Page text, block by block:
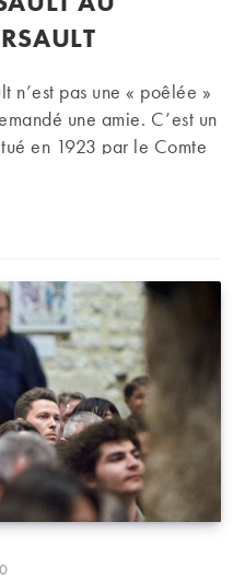
n’est pas une « poêlée »
une amie. C’est un
en 1923 par le Comte
Beaune, ce traditionnel
caritative.
édition de la Paulée de Meursault